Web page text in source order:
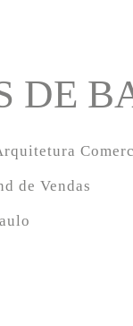
DE
de Vendas